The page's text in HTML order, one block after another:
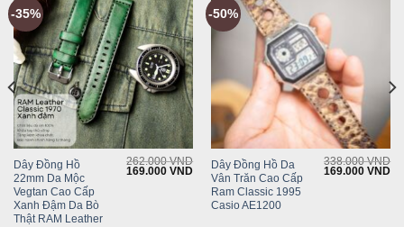
-35%
Dây Đồng Hồ
22mm Da Mộc
Vegtan Cao Cấp
Xanh Đậm Da Bò
Thật RAM Leather
262.000VND
Original
169.000VNDCurrent
price
169.000 VND.
-50%
Dây Đồng Hồ Da
Vân Trăn Cao Cấp
Ram Classic 1995
Casio AE1200
338.000VND
Original
169.000VND
VND.